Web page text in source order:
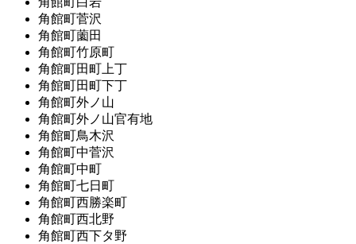
角館町菅沢
角館町薗田
角館町竹原町
角館町田町上丁
角館町田町下丁
角館町外ノ山
角館町外ノ山官有地
角館町鳥木沢
角館町中菅沢
角館町中町
角館町七日町
角館町西勝楽町
角館町西北野
角館町西下タ野